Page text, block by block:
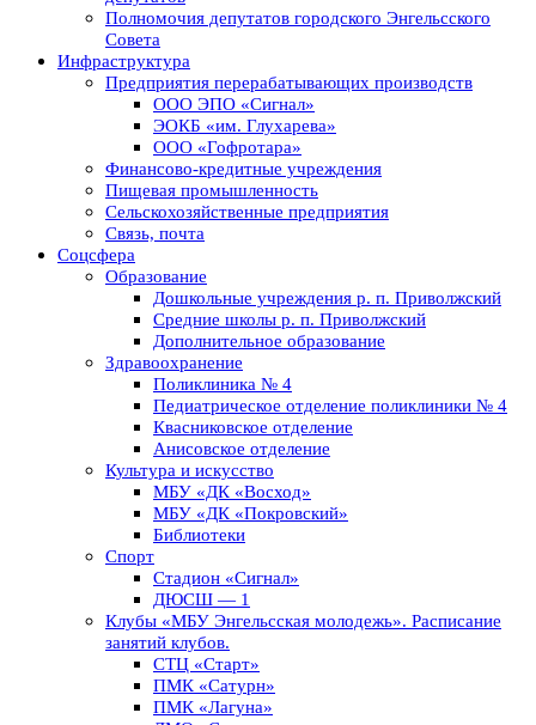
Полномочия депутатов городского Энгельсского
Совета
Инфраструктура
Предприятия перерабатывающих производств
ООО ЭПО «Сигнал»
ЭОКБ «им. Глухарева»
ООО «Гофротара»
Финансово-кредитные учреждения
Пищевая промышленность
Сельскохозяйственные предприятия
Связь, почта
Соцсфера
Образование
Дошкольные учреждения р. п. Приволжский
Средние школы р. п. Приволжский
Дополнительное образование
Здравоохранение
Поликлиника № 4
Педиатрическое отделение поликлиники № 4
Квасниковское отделение
Анисовское отделение
Культура и искусство
МБУ «ДК «Восход»
МБУ «ДК «Покровский»
Библиотеки
Спорт
Стадион «Сигнал»
ДЮСШ — 1
Клубы «МБУ Энгельсская молодежь». Расписание
занятий клубов.
СТЦ «Старт»
ПМК «Сатурн»
ПМК «Лагуна»